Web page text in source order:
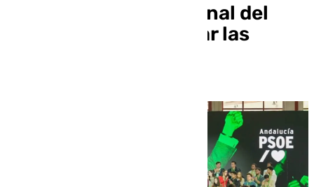
en el Congreso Regional del
PSOE: «Vamos a ganar las